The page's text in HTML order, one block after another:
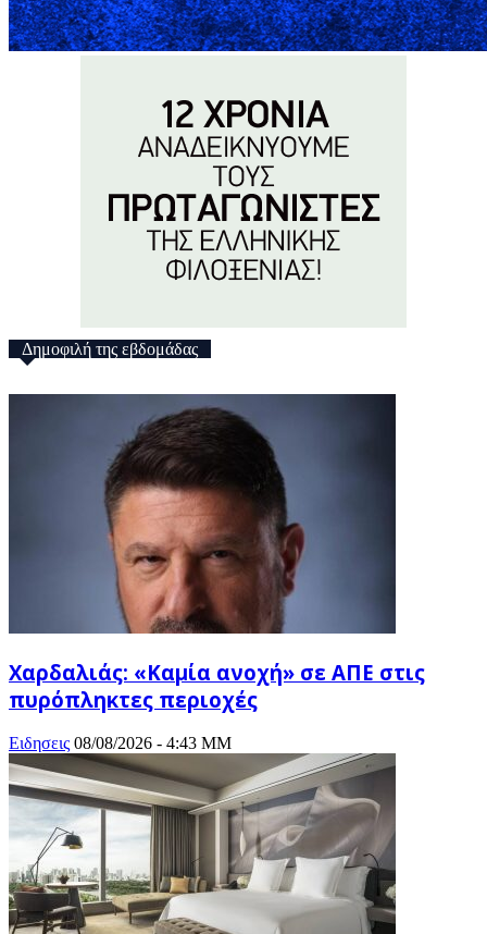
Δημοφιλή της εβδομάδας
Χαρδαλιάς: «Καμία ανοχή» σε ΑΠΕ στις
πυρόπληκτες περιοχές
Ειδησεις 08/08/2026 - 4:43 ΜΜ